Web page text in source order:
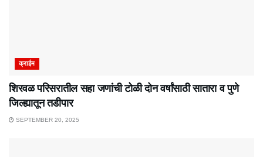
क्राईम
शिरवळ परिसरातील सहा जणांची टोळी दोन वर्षांसाठी सातारा व पुणे
जिल्ह्यातून तडीपार
SEPTEMBER 20, 2025